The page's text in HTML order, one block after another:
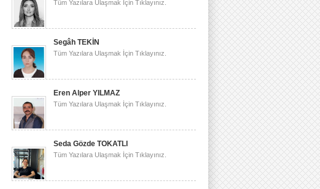
Tüm Yazılara Ulaşmak İçin Tıklayınız.
Segâh TEKİN
Tüm Yazılara Ulaşmak İçin Tıklayınız.
Eren Alper YILMAZ
Tüm Yazılara Ulaşmak İçin Tıklayınız.
Seda Gözde TOKATLI
Tüm Yazılara Ulaşmak İçin Tıklayınız.